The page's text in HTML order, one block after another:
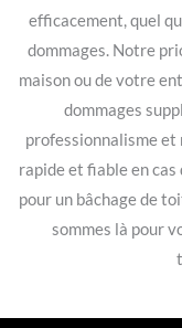
efficacement, quel
dommages. Notre
maison ou de votre
dommages
professionnalisme
rapide et fiable en cas
pour un bâchage de
sommes là pour